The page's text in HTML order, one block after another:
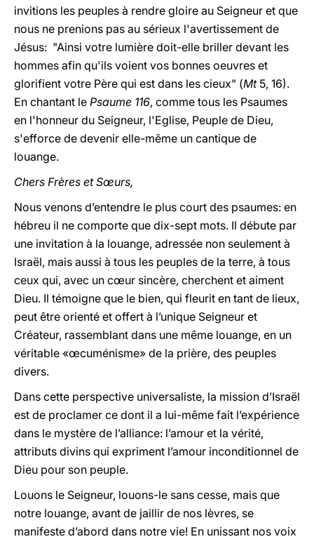
invitions les peuples à rendre gloire au Seigneur et que
nous ne prenions pas au sérieux l'avertissement de
Jésus: "Ainsi votre lumière doit-elle briller devant les
hommes afin qu'ils voient vos bonnes oeuvres et
glorifient votre Père qui est dans les cieux" (Mt5, 16).
En chantant le Psaume 116, comme tous les Psaumes
en l'honneur du Seigneur, l'Eglise, Peuple de Dieu,
s'efforce de devenir elle-même un cantique de
louange.
Chers Frères et Sœurs,
Nous venons d’entendre le plus court des psaumes: en
hébreu il ne comporte que dix-sept mots. Il débute par
une invitation à la louange, adressée non seulement à
Israël, mais aussi à tous les peuples de la terre, à tous
ceux qui, avec un cœur sincère, cherchent et aiment
Dieu. Il témoigne que le bien, qui fleurit en tant de lieux,
peut être orienté et offert à l’unique Seigneur et
Créateur, rassemblant dans une même louange, en un
véritable «œcuménisme» de la prière, des peuples
divers.
Dans cette perspective universaliste, la mission d’Israël
est de proclamer ce dont il a lui-même fait l’expérience
dans le mystère de l’alliance: l’amour et la vérité,
attributs divins qui expriment l’amour inconditionnel de
Dieu pour son peuple.
Louons le Seigneur, louons-le sans cesse, mais que
notre louange, avant de jaillir de nos lèvres, se
manifeste d’abord dans notre vie! En unissant nos voix